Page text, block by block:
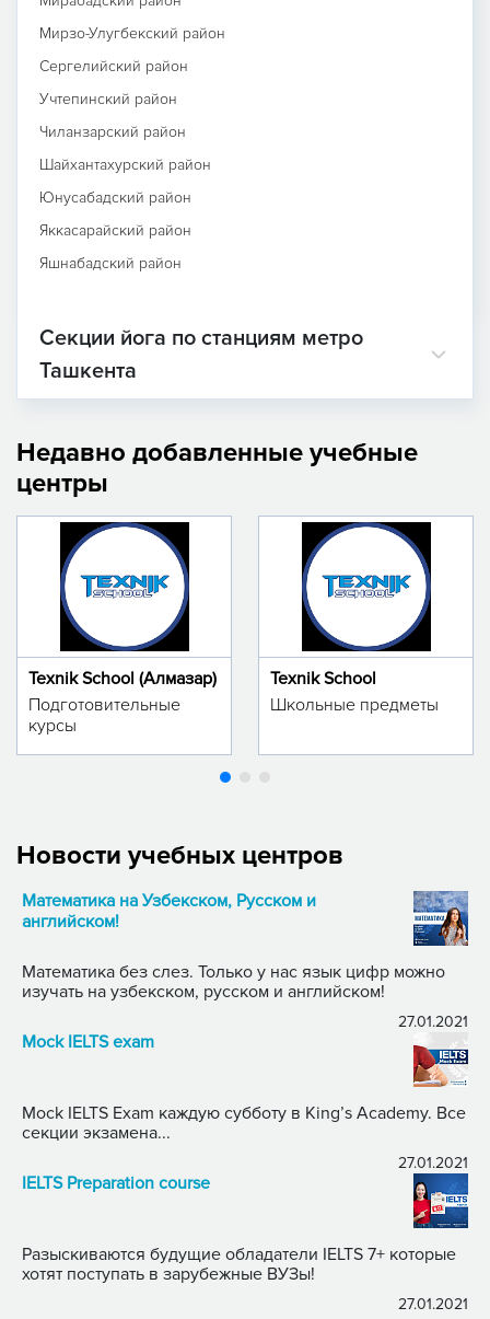
Мирзо-Улугбекский район
Сергелийский район
Учтепинский район
Чиланзарский район
Шайхантахурский район
Юнусабадский район
Яккасарайский район
Яшнабадский район
Секции йога по станциям метро
Ташкента
Недавно добавленные учебные
центры
Texnik School (Алмазар)
Подготовительные
курсы
Texnik School
Школьные предметы
Новости учебных центров
Математика на Узбекском, Русском и
английском!
Математика без слез. Только у нас язык цифр можно
изучать на узбекском, русском и английском!
27.01.2021
Mock IELTS exam
Mock IELTS Exam каждую субботу в King’s Academy. Все
секции экзамена...
27.01.2021
IELTS Preparation course
Разыскиваются будущие обладатели IELTS 7+ которые
хотят поступать в зарубежные ВУЗы!
27.01.2021